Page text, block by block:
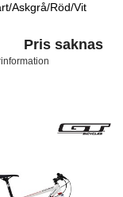
Askgrå/Röd/Vit
Pris saknas